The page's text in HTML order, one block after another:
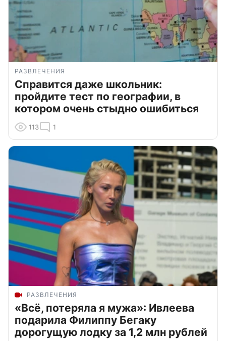
РАЗВЛЕЧЕНИЯ
Справится даже школьник:
пройдите тест по географии, в
котором очень стыдно ошибиться
113 1
РАЗВЛЕЧЕНИЯ
«Всё, потеряла я мужа»: Ивлеева
подарила Филиппу Бегаку
дорогущую лодку за 1,2 млн рублей